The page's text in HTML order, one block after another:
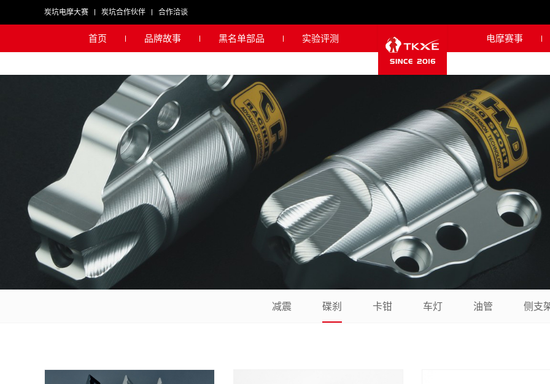
炭坑电摩大赛 炭坑合作伙伴 合作洽谈
实验评测
黑名单部品
品牌故事
首页 电摩赛事
减震 碟刹 卡钳 车灯 油管 侧支